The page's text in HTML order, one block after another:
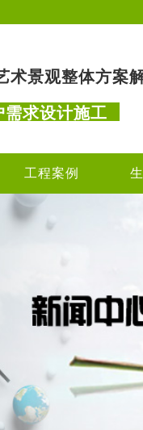
术景观整体方案
需求设计施工
工程案例